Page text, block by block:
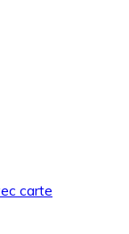
carte